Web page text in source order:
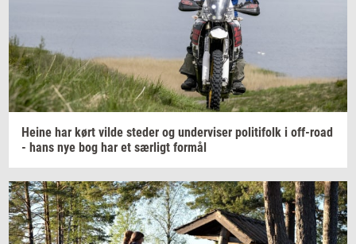
Heine har kørt vilde ste­der og un­der­vi­ser po­li­ti­folk i off-​road
- hans nye bog har et sær­ligt for­mål